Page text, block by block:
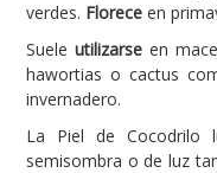
verdes. Florece en
Suele utilizarseen
hawortias o cactus
invernadero.
La Piel de
semisombra o de luz